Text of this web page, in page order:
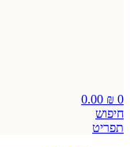
0
0.00 ₪
חיפוש
תפריט